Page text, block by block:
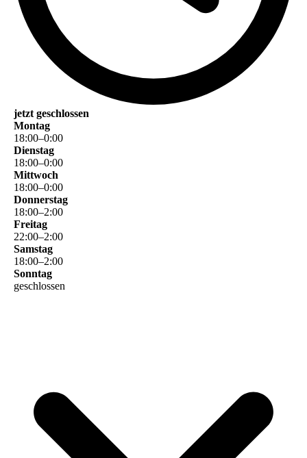
jetzt geschlossen
Montag
18:00–0:00
Dienstag
18:00–0:00
Mittwoch
18:00–0:00
Donnerstag
18:00–2:00
Freitag
22:00–2:00
Samstag
18:00–2:00
Sonntag
geschlossen